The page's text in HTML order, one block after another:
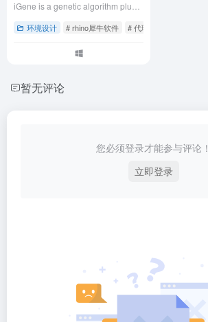
环境设计 # rhino犀牛软件 # 代理模型
暂无评论
您必须登录才能参与评论！
立即登录